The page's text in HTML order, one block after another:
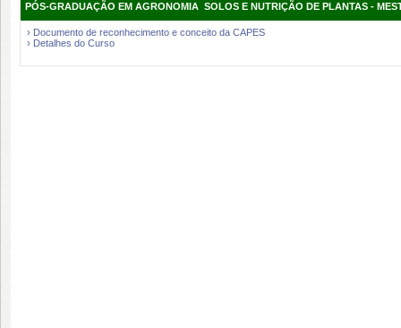
PÓS-GRADUAÇÃO EM AGRONOMIA  SOLOS E NUTRIÇÃO DE PLANTAS -
› Documento de reconhecimento e conceito da CAPES
› Detalhes do Curso